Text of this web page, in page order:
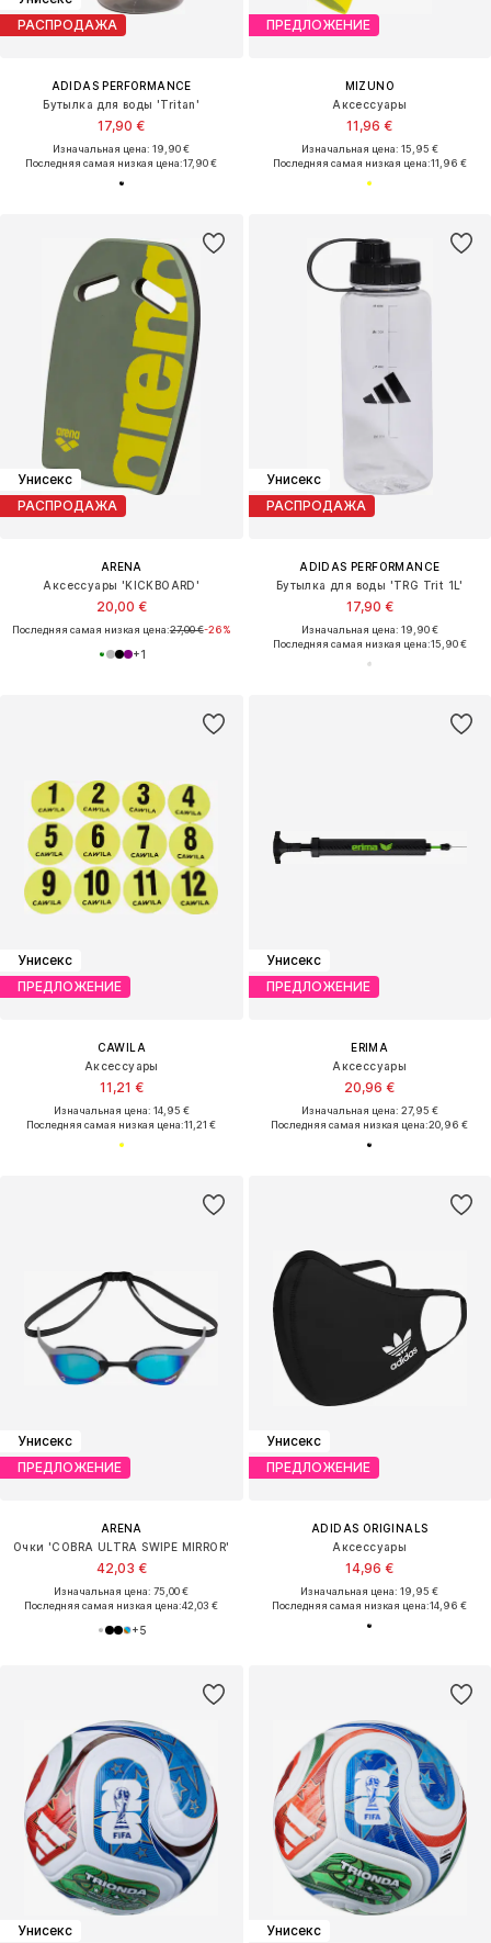
РАСПРОДАЖА
ADIDAS PERFORMANCE
Бутылка для воды 'Tritan'
17,90 €
Изначальная цена: 19,90 €
Последняя самая низкая цена:17,90 €
ПРЕДЛОЖЕНИЕ
MIZUNO
Аксессуары
11,96 €
Изначальная цена: 15,95 €
Последняя самая низкая цена:11,96 €
Унисекс
РАСПРОДАЖА
ARENA
Аксессуары 'KICKBOARD'
20,00 €
Последняя самая низкая цена:27,00 €-26%
+1
Унисекс
РАСПРОДАЖА
ADIDAS PERFORMANCE
Бутылка для воды 'TRG Trit 1L'
17,90 €
Изначальная цена: 19,90 €
Последняя самая низкая цена:15,90 €
Унисекс
ПРЕДЛОЖЕНИЕ
CAWILA
Аксессуары
11,21 €
Изначальная цена: 14,95 €
Последняя самая низкая цена:11,21 €
Унисекс
ПРЕДЛОЖЕНИЕ
ERIMA
Аксессуары
20,96 €
Изначальная цена: 27,95 €
Последняя самая низкая цена:20,96 €
Унисекс
ПРЕДЛОЖЕНИЕ
ARENA
Очки 'COBRA ULTRA SWIPE MIRROR'
42,03 €
Изначальная цена: 75,00 €
Последняя самая низкая цена:42,03 €
+5
Унисекс
ПРЕДЛОЖЕНИЕ
ADIDAS ORIGINALS
Аксессуары
14,96 €
Изначальная цена: 19,95 €
Последняя самая низкая цена:14,96 €
Унисекс
Унисекс